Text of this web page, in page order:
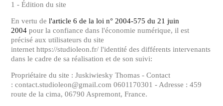
1 - Édition du site
En vertu del'article 6 de la loi n° 2004-575 du 21 juin
2004 pour la confiance dans l'économie numérique, il est
précisé aux utilisateurs du site
internet https://studioleon.fr/ l'identité des différents intervenants
dans le cadre de sa réalisation et de son suivi:
Propriétaire du site : Juskiwiesky Thomas - Contact
: contact.studioleon@gmail.com 0601170301 - Adresse : 459
route de la cima, 06790 Aspremont, France.